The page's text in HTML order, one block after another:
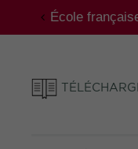
École